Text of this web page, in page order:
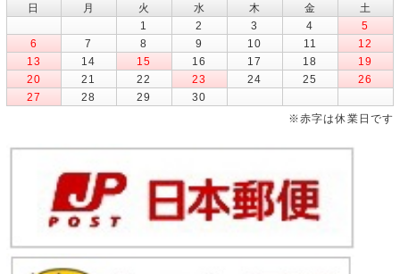
日
月 火 水 木 金
土
1
2 3 4
5
6
7 8 9 10 11
12
13
14 15 16 17 18
19
20
21 22 23 24 25
26
27
28 29
30
※赤字は休業日です